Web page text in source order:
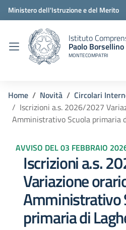
Ministero dell'Istruzione e del Merito
Istituto
Paolo Borsellino
MONTECOMPATRI
Home Novità
Circolari
Iscrizioni a.s. 2026/2027
Amministrativo Scuola primaria
AVVISO DEL 03 FEBBRAIO
Iscrizioni a.s.
Variazione
Amministrativo
primaria di